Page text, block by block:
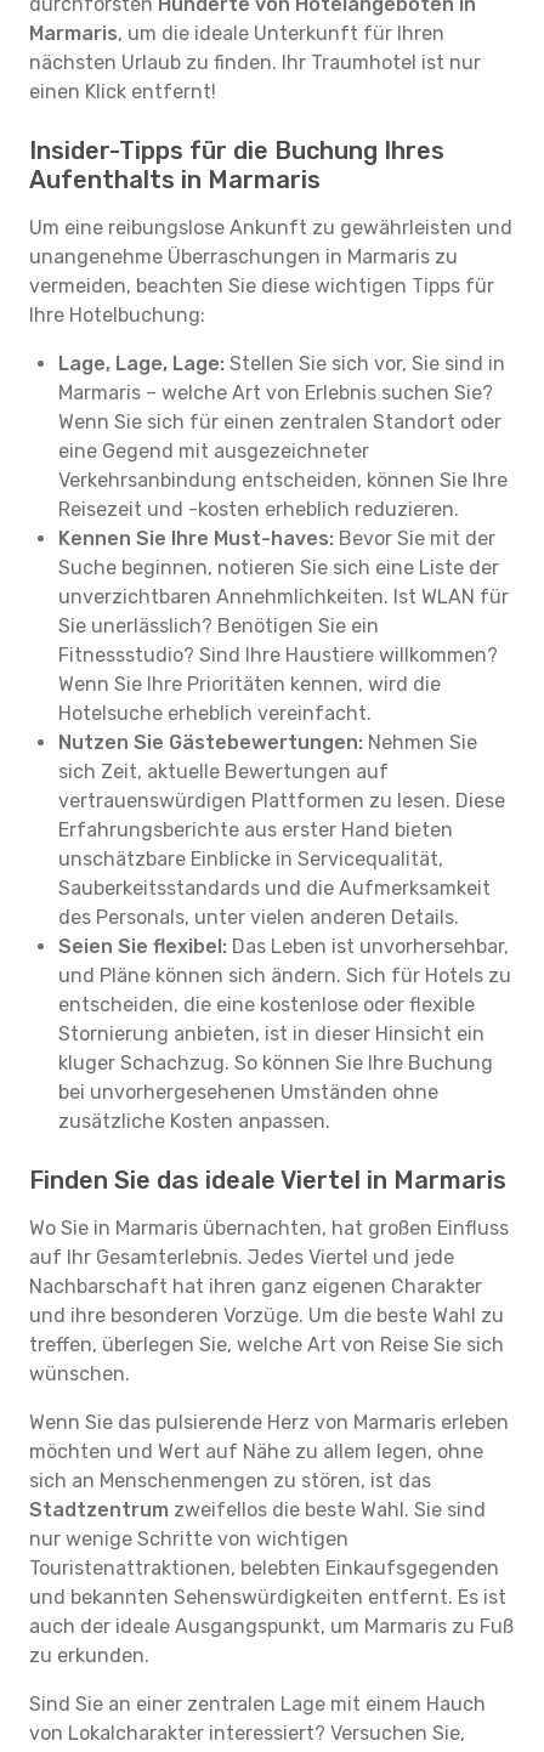
Marmaris, um die ideale Unterkunft für Ihren
nächsten Urlaub zu finden. Ihr Traumhotel ist nur
einen Klick entfernt!
Insider-Tipps für die Buchung Ihres
Aufenthalts in Marmaris
Um eine reibungslose Ankunft zu gewährleisten und
unangenehme Überraschungen in Marmaris zu
vermeiden, beachten Sie diese wichtigen Tipps für
Ihre Hotelbuchung:
Lage, Lage, Lage: Stellen Sie sich vor, Sie sind in
Marmaris – welche Art von Erlebnis suchen Sie?
Wenn Sie sich für einen zentralen Standort oder
eine Gegend mit ausgezeichneter
Verkehrsanbindung entscheiden, können Sie Ihre
Reisezeit und -kosten erheblich reduzieren.
Kennen Sie Ihre Must-haves: Bevor Sie mit der
Suche beginnen, notieren Sie sich eine Liste der
unverzichtbaren Annehmlichkeiten. Ist WLAN für
Sie unerlässlich? Benötigen Sie ein
Fitnessstudio? Sind Ihre Haustiere willkommen?
Wenn Sie Ihre Prioritäten kennen, wird die
Hotelsuche erheblich vereinfacht.
Nutzen Sie Gästebewertungen: Nehmen Sie
sich Zeit, aktuelle Bewertungen auf
vertrauenswürdigen Plattformen zu lesen. Diese
Erfahrungsberichte aus erster Hand bieten
unschätzbare Einblicke in Servicequalität,
Sauberkeitsstandards und die Aufmerksamkeit
des Personals, unter vielen anderen Details.
Seien Sie flexibel: Das Leben ist unvorhersehbar,
und Pläne können sich ändern. Sich für Hotels zu
entscheiden, die eine kostenlose oder flexible
Stornierung anbieten, ist in dieser Hinsicht ein
kluger Schachzug. So können Sie Ihre Buchung
bei unvorhergesehenen Umständen ohne
zusätzliche Kosten anpassen.
Finden Sie das ideale Viertel in Marmaris
Wo Sie in Marmaris übernachten, hat großen Einfluss
auf Ihr Gesamterlebnis. Jedes Viertel und jede
Nachbarschaft hat ihren ganz eigenen Charakter
und ihre besonderen Vorzüge. Um die beste Wahl zu
treffen, überlegen Sie, welche Art von Reise Sie sich
wünschen.
Wenn Sie das pulsierende Herz von Marmaris erleben
möchten und Wert auf Nähe zu allem legen, ohne
sich an Menschenmengen zu stören, ist das
Stadtzentrum zweifellos die beste Wahl. Sie sind
nur wenige Schritte von wichtigen
Touristenattraktionen, belebten Einkaufsgegenden
und bekannten Sehenswürdigkeiten entfernt. Es ist
auch der ideale Ausgangspunkt, um Marmaris zu Fuß
zu erkunden.
Sind Sie an einer zentralen Lage mit einem Hauch
von Lokalcharakter interessiert? Versuchen Sie,